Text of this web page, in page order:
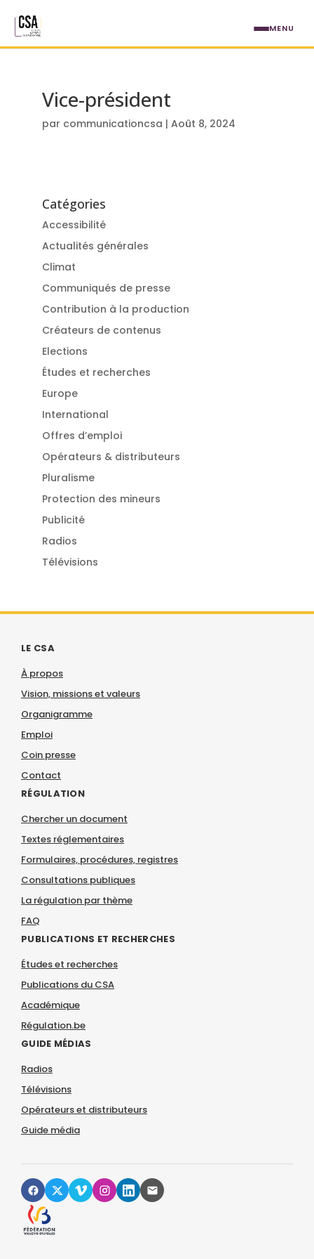
Vice-président
par communicationcsa | Août 8, 2024
Catégories
Accessibilité
Actualités générales
Climat
Communiqués de presse
Contribution à la production
Créateurs de contenus
Elections
Études et recherches
Europe
International
Offres d’emploi
Opérateurs & distributeurs
Pluralisme
Protection des mineurs
Publicité
Radios
Télévisions
LE CSA
À propos
Vision, missions et valeurs
Organigramme
Emploi
Coin presse
Contact
RÉGULATION
Chercher un document
Textes réglementaires
Formulaires, procédures, registres
Consultations publiques
La régulation par thème
FAQ
PUBLICATIONS ET RECHERCHES
Études et recherches
Publications du CSA
Académique
Régulation.be
GUIDE MÉDIAS
Radios
Télévisions
Opérateurs et distributeurs
Guide média
MENU